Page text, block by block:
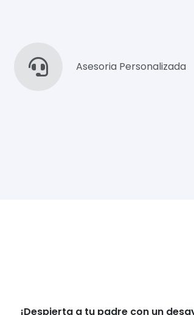
Asesoria Personalizada
¡Despierta a tu padre con un